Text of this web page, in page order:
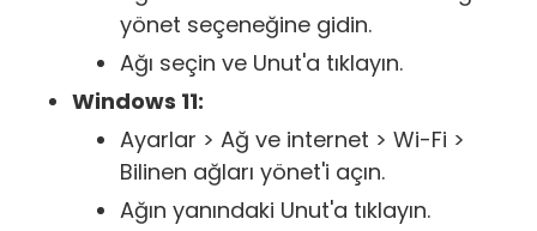
yönet seçeneğine gidin.
Ağı seçin ve Unut'a tıklayın.
Windows 11:
Ayarlar > Ağ ve internet > Wi-Fi >
Bilinen ağları yönet'i açın.
Ağın yanındaki Unut'a tıklayın.